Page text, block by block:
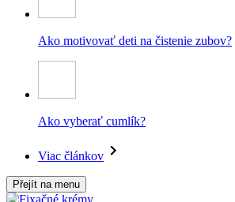
Ako motivovať deti na čistenie zubov?
Ako vyberať cumlík?
Viac článkov
Přejít na menu